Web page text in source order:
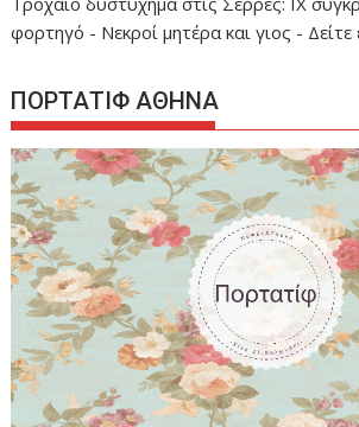
φορτηγό - Νεκροί μητέρα και γιος - Δείτε
ΠΟΡΤΑΤΙΦ ΑΘΗΝΑ